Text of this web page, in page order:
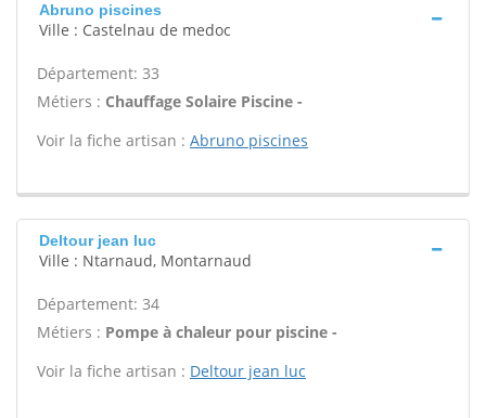
Abruno piscines
Ville : Castelnau de medoc
Département: 33
Métiers : Chauffage Solaire Piscine -
Voir la fiche artisan : Abruno piscines
Deltour jean luc
Ville : Ntarnaud, Montarnaud
Département: 34
Métiers : Pompe à chaleur pour piscine -
Voir la fiche artisan : Deltour jean luc